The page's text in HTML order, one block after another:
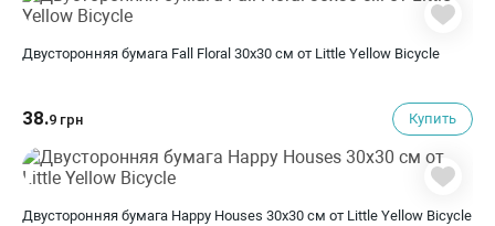
Двусторонняя бумага Fall Floral 30х30 см от Little Yellow Bicycle
38.9 грн Купить
Двусторонняя бумага Happy Houses 30х30 см от Little Yellow Bicycle